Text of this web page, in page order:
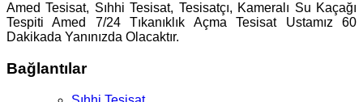
Amed Tesisat, Sıhhi Tesisat, Tesisatçı, Kameralı Su Kaçağı
Tespiti Amed 7/24 Tıkanıklık Açma Tesisat Ustamız 60
Dakikada Yanınızda Olacaktır.
Bağlantılar